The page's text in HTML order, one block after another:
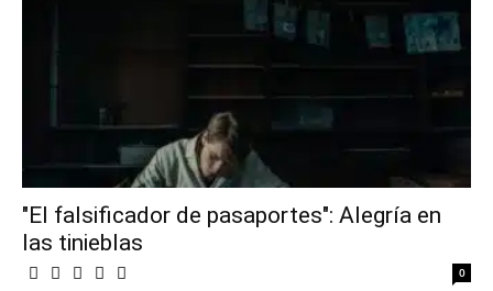
"El falsificador de pasaportes": Alegría en
las tinieblas
0